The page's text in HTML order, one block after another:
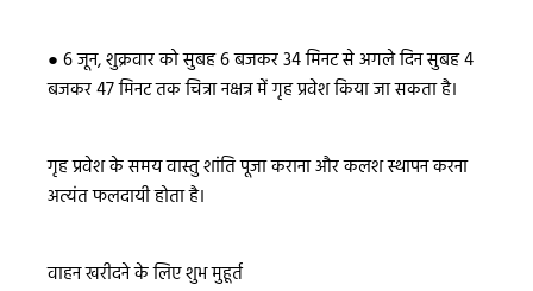
● 6 जून, शुक्रवार को सुबह 6 बजकर 34 मिनट से अगले दिन सुबह 4
बजकर 47 मिनट तक चित्रा नक्षत्र में गृह प्रवेश किया जा सकता है।
गृह प्रवेश के समय वास्तु शांति पूजा कराना और कलश स्थापन करना
अत्यंत फलदायी होता है।
वाहन खरीदने के लिए शुभ मुहूर्त